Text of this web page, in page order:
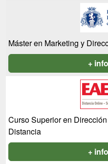
Máster en Marketing y
+
Curso Superior en
Distancia
+